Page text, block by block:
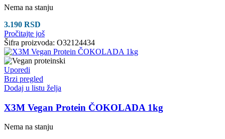
Nema na stanju
3.190 RSD
Pročitajte još
Šifra proizvoda: O32124434
Uporedi
Brzi pregled
Dodaj u listu želja
X3M Vegan Protein ČOKOLADA 1kg
Nema na stanju